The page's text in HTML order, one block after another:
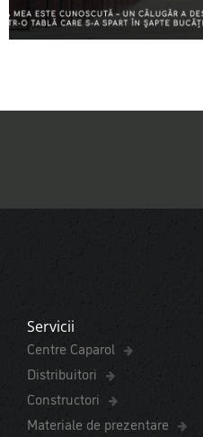
Servicii
Centre Caparol
Distribuitori
Constructori
Materiale de prezentare